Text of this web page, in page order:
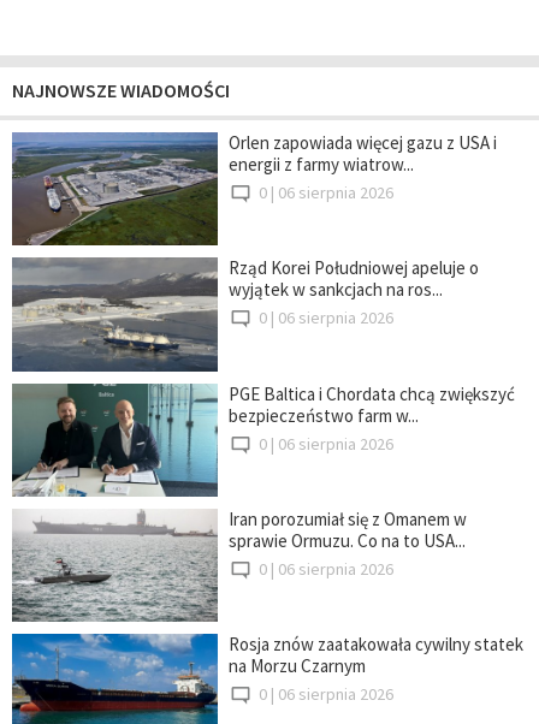
NAJNOWSZE WIADOMOŚCI
Orlen zapowiada więcej gazu z USA i
energii z farmy wiatrow...
0 | 06 sierpnia 2026
Rząd Korei Południowej apeluje o
wyjątek w sankcjach na ros...
0 | 06 sierpnia 2026
PGE Baltica i Chordata chcą zwiększyć
bezpieczeństwo farm w...
0 | 06 sierpnia 2026
Iran porozumiał się z Omanem w
sprawie Ormuzu. Co na to USA...
0 | 06 sierpnia 2026
Rosja znów zaatakowała cywilny statek
na Morzu Czarnym
0 | 06 sierpnia 2026